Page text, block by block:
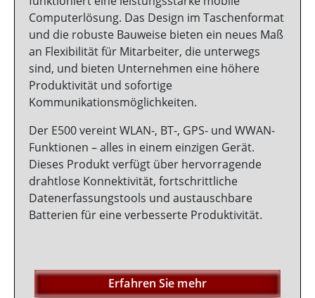
Computerlösung. Das Design im Taschenformat
und die robuste Bauweise bieten ein neues Maß
an Flexibilität für Mitarbeiter, die unterwegs
sind, und bieten Unternehmen eine höhere
Produktivität und sofortige
Kommunikationsmöglichkeiten.
Der E500 vereint WLAN-, BT-, GPS- und WWAN-
Funktionen – alles in einem einzigen Gerät.
Dieses Produkt verfügt über hervorragende
drahtlose Konnektivität, fortschrittliche
Datenerfassungstools und austauschbare
Batterien für eine verbesserte Produktivität.
Erfahren Sie mehr